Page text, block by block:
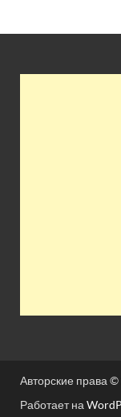
Авторские права
Работает на